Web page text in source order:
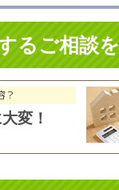
るご相談を
？
変！